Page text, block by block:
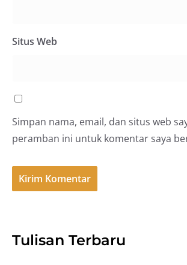
Situs Web
Simpan nama, email, dan situs web
peramban ini untuk komentar saya
Tulisan Terbaru